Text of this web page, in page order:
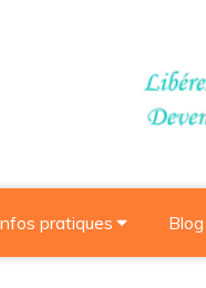
pratiques Blog